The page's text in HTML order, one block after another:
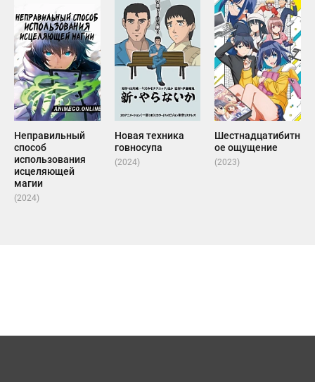
Неправильный
способ
использования
исцеляющей
магии
(2024)
Новая техника
говносупа
(2024)
Шестнадцатибитн
ое ощущение
(2023)